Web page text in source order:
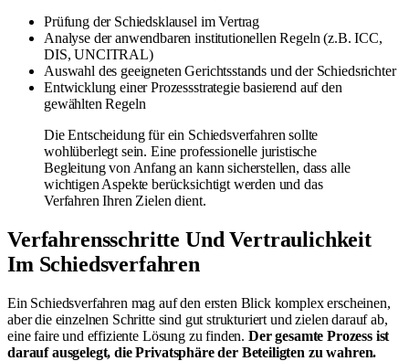
Prüfung der Schiedsklausel im Vertrag
Analyse der anwendbaren institutionellen Regeln (z.B. ICC,
DIS, UNCITRAL)
Auswahl des geeigneten Gerichtsstands und der Schiedsrichter
Entwicklung einer Prozessstrategie basierend auf den
gewählten Regeln
Die Entscheidung für ein Schiedsverfahren sollte
wohlüberlegt sein. Eine professionelle juristische
Begleitung von Anfang an kann sicherstellen, dass alle
wichtigen Aspekte berücksichtigt werden und das
Verfahren Ihren Zielen dient.
Verfahrensschritte Und Vertraulichkeit
Im Schiedsverfahren
Ein Schiedsverfahren mag auf den ersten Blick komplex erscheinen,
aber die einzelnen Schritte sind gut strukturiert und zielen darauf ab,
eine faire und effiziente Lösung zu finden. Der gesamte Prozess ist
darauf ausgelegt, die Privatsphäre der Beteiligten zu wahren.